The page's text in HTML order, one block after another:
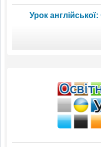
Урок